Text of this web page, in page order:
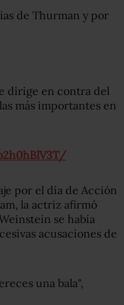
de Thurman y por
dirige en contra del
más importantes en
por el día de Acción
la actriz afirmó
se había
acusaciones de
una bala",